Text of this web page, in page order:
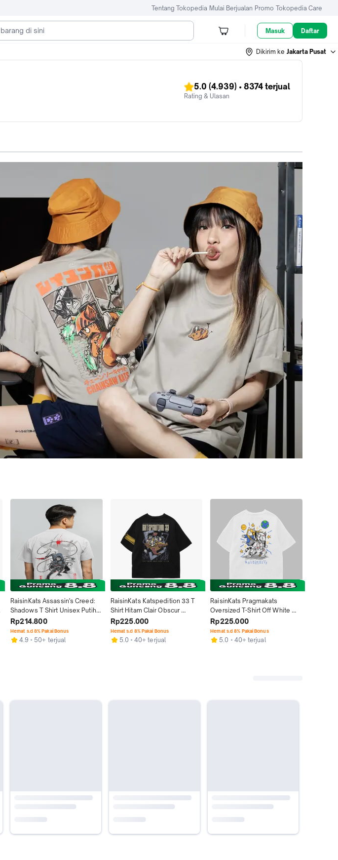
Tentang Tokopedia Mulai Berjualan Promo Tokopedia Care
Masuk Daftar
Dikirim ke Jakarta Pusat
5.0 (4.939) • 8374 terjual
Rating & Ulasan
RaisinKats Assassin's Creed:
Shadows T Shirt Unisex Putih -
Baju Kaos Sablon Tangan
Pendek Reguler Fit Pria Wanita
Bahan Nyaman Katun Combed
Rp214.800
Hemat s.d 8% Pakai Bonus
4.9 50+ terjual
RaisinKats Katspedition 33 T
Shirt Hitam Clair Obscur
Expedition 33 Parody - Kaos
Pria Wanita Cotton Combed
24s
Rp225.000
Hemat s.d 8% Pakai Bonus
5.0 40+ terjual
RaisinKats Pragmakats
Oversized T-Shirt Off White
Pragmata Parody - Kaos Pria
Wanita Cotton Combed 24s
Broken White
Rp225.000
Hemat s.d 8% Pakai Bonus
5.0 40+ terjual